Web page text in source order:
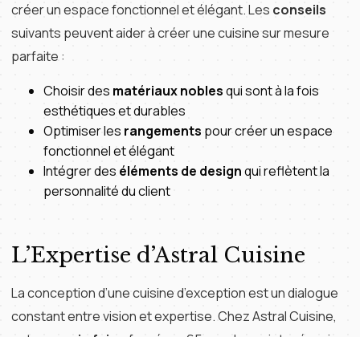
créer un espace fonctionnel et élégant. Les conseils
suivants peuvent aider à créer une cuisine sur mesure
parfaite :
Choisir des matériaux noblesqui sont à la fois
esthétiques et durables
Optimiser les rangements pour créer un espace
fonctionnel et élégant
Intégrer des éléments de designqui reflètent la
personnalité du client
L’Expertise d’Astral Cuisine
La conception d’une cuisine d’exception est un dialogue
constant entre vision et expertise. Chez Astral Cuisine,